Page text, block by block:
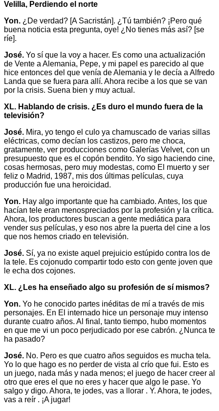
Velilla, Perdiendo el norte
Yon. ¿De verdad? [A Sacristán]. ¿Tú también? ¡Pero qué
buena noticia esta pregunta, oye! ¿No tienes más así? [se
ríe].
José. Yo sí que la voy a hacer. Es como una actualización
de Vente a Alemania, Pepe, y mi papel es parecido al que
hice entonces del que venía de Alemania y le decía a Alfredo
Landa que se fuera para allí. Ahora recibe a los que se van
por la crisis. Suena bien y muy actual.
XL. Hablando de crisis. ¿Es duro el mundo fuera de la
televisión?
José. Mira, yo tengo el culo ya chamuscado de varias sillas
eléctricas, como decían los castizos, pero me choca,
gratamente, ver producciones como Galerías Velvet, con un
presupuesto que es el copón bendito. Yo sigo haciendo cine,
cosas hermosas, pero muy modestas, como El muerto y ser
feliz o Madrid, 1987, mis dos últimas películas, cuya
producción fue una heroicidad.
Yon. Hay algo importante que ha cambiado. Antes, los que
hacían tele eran menospreciados por la profesión y la crítica.
Ahora, los productores buscan a gente mediática para
vender sus películas, y eso nos abre la puerta del cine a los
que nos hemos criado en televisión.
José. Sí, ya no existe aquel prejuicio estúpido contra los de
la tele. Es cojonudo compartir todo esto con gente joven que
le echa dos cojones.
XL. ¿Les ha enseñado algo su profesión de sí mismos?
Yon. Yo he conocido partes inéditas de mí a través de mis
personajes. En El internado hice un personaje muy intenso
durante cuatro años. Al final, tanto tiempo, hubo momentos
en que me vi un poco perjudicado por ese cabrón. ¿Nunca te
ha pasado?
José. No. Pero es que cuatro años seguidos es mucha tela.
Yo lo que hago es no perder de vista al crío que fui. Esto es
un juego, nada más y nada menos; el juego de hacer creer al
otro que eres el que no eres y hacer que algo le pase. Yo
salgo y digo. Ahora, te jodes, vas a llorar . Y. Ahora, te jodes,
vas a reír . ¡A jugar!